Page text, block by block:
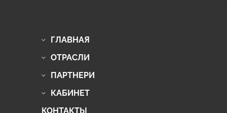
ГЛАВНАЯ
ОТРАСЛИ
ПАРТНЕРИ
КАБИНЕТ
КОНТАКТЫ